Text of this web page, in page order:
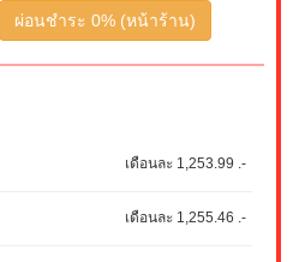
ผ่อนชำระ 0% (หน้าร้าน)
เดือนละ 1,253.99 .-
เดือนละ 1,255.46 .-